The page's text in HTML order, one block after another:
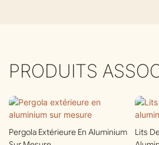
PRODUITS
Pergola Extérieure En Aluminium
Lits